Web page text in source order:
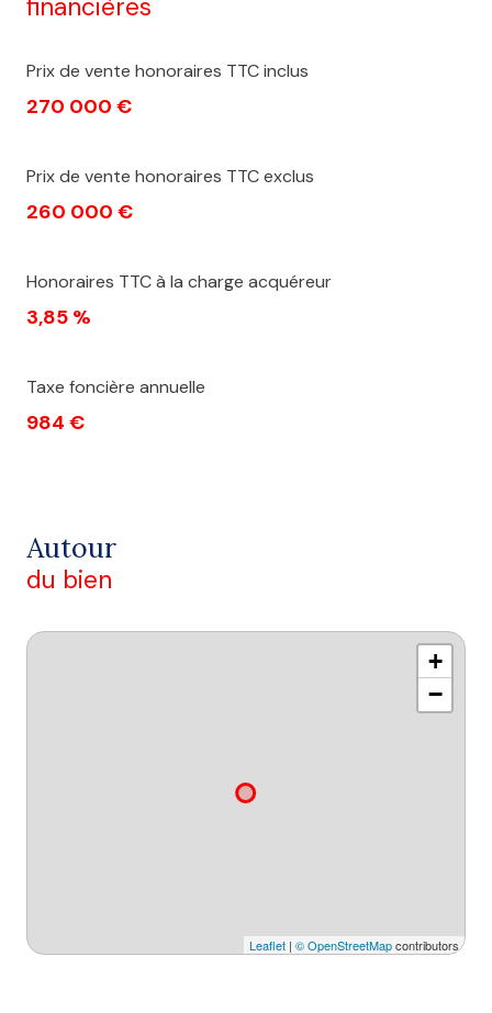
financières
Prix de vente honoraires TTC inclus
270 000 €
Prix de vente honoraires TTC exclus
260 000 €
Honoraires TTC à la charge acquéreur
3,85 %
Taxe foncière annuelle
984 €
Autour
du bien
+
−
Leaflet | © OpenStreetMapcontributors